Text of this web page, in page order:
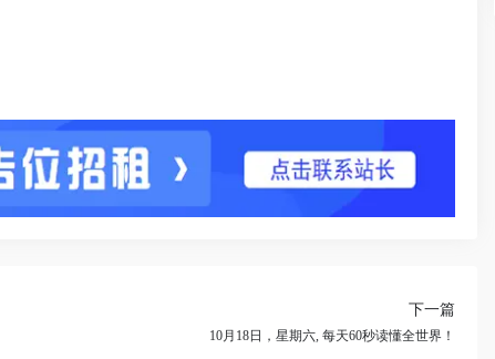
下一篇
10月18日，星期六, 每天60秒读懂全世界！